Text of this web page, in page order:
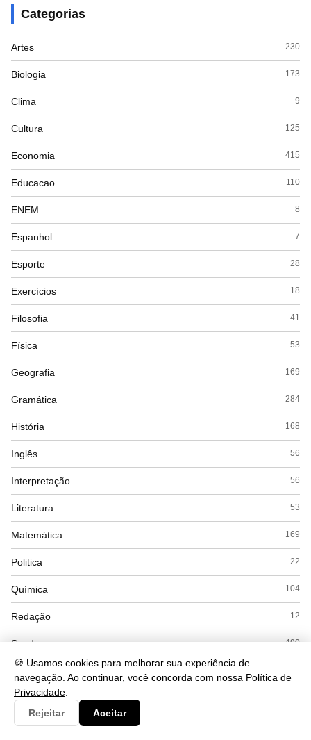
🍪 Usamos cookies para melhorar sua experiência de
navegação. Ao continuar, você concorda com nossa Política de
Privacidade
Rejeitar
Aceitar
Categorias
Artes 230
Biologia 173
Clima 9
Cultura 125
Economia 415
Educacao 110
ENEM 8
Espanhol 7
Esporte 28
Exercícios 18
Filosofia 41
Física 53
Geografia 169
Gramática 284
História 168
Inglês 56
Interpretação 56
Literatura 53
Matemática 169
Politica 22
Química 104
Redação 12
Saude 490
Seguranca
Simulados
Sociologia